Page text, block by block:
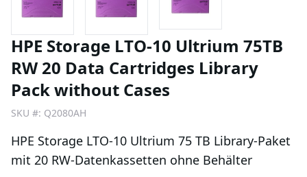
HPE Storage LTO-10 Ultrium 75TB
RW 20 Data Cartridges Library
Pack without Cases
SKU #: Q2080AH
HPE Storage LTO-10 Ultrium 75 TB Library-Paket
mit 20 RW-Datenkassetten ohne Behälter